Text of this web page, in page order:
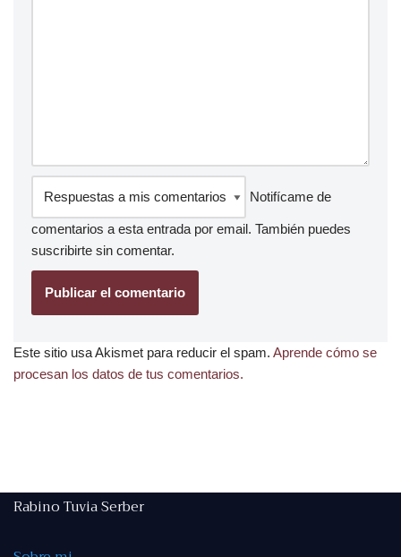
Notifícame de
comentarios a esta entrada por email. También puedes
suscribirte sin comentar.
Este sitio usa Akismet para reducir el spam. Aprende cómo se
procesan los datos de tus comentarios.
Rabino Tuvia Serber